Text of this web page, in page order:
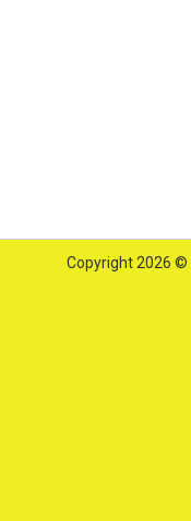
Copyright 2026 ©